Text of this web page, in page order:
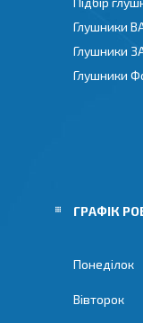
Глушники
Глушники
Глушники
ГРАФІК
Понеділок
Вівторок